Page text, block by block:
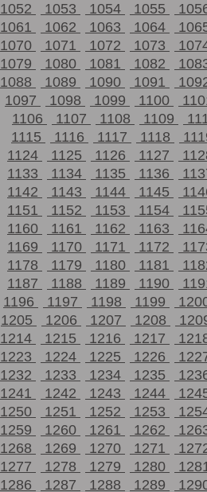
1052
1053 1054 1055
1061
1062 1063 1064
1070
1071 1072 1073
1079
1080 1081 1082
1088
1089 1090 1091
1097
1098 1099 1100
1106
1107 1108 1109
1115
1116 1117 1118
1124
1125 1126 1127
1133
1134 1135 1136
1142
1143 1144 1145
1151
1152 1153 1154
1160
1161 1162 1163
1169
1170 1171 1172
1178
1179 1180 1181
1187
1188 1189 1190
1196
1197 1198 1199
1205
1206 1207 1208
1214
1215 1216 1217
1223
1224 1225 1226
1232
1233 1234 1235
1241
1242 1243 1244
1250
1251 1252 1253
1259
1260 1261 1262
1268
1269 1270 1271
1277
1278 1279 1280
1286
1287 1288 1289